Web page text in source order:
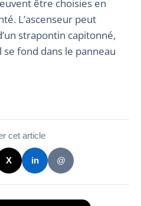
être choisies en
L’ascenseur peut
strapontin capitonné,
se fond dans le panneau
cet article
X in @